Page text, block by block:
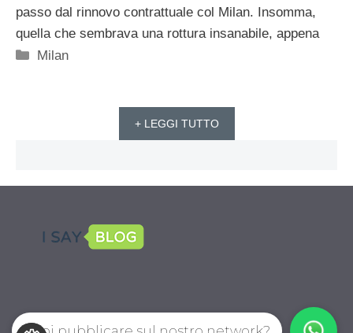
passo dal rinnovo contrattuale col Milan. Insomma,
quella che sembrava una rottura insanabile, appena
Categorie
Milan
+ LEGGI TUTTO